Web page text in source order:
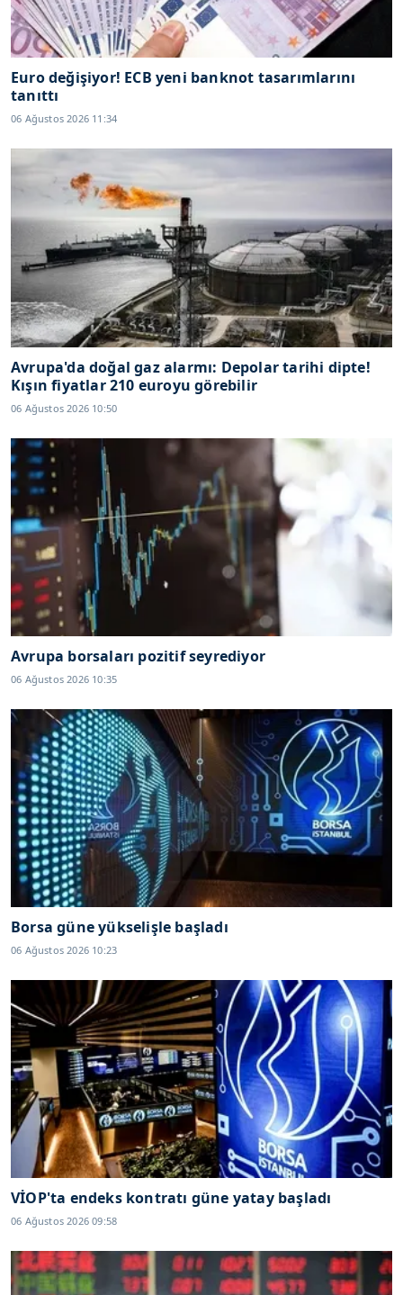
Euro değişiyor! ECB yeni banknot tasarımlarını
tanıttı
06 Ağustos 2026 11:34
Avrupa'da doğal gaz alarmı: Depolar tarihi dipte!
Kışın fiyatlar 210 euroyu görebilir
06 Ağustos 2026 10:50
Avrupa borsaları pozitif seyrediyor
06 Ağustos 2026 10:35
Borsa güne yükselişle başladı
06 Ağustos 2026 10:23
VİOP'ta endeks kontratı güne yatay başladı
06 Ağustos 2026 09:58